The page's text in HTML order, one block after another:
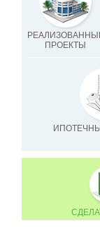
ПРОЕКТЫ